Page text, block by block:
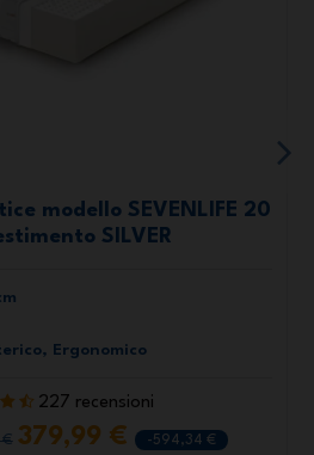
modello SEVENLIFE 20
SILVER
Ergonomico
227 recensioni
€ 379,99 € -594,34 €